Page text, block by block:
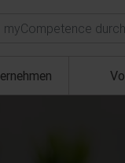
Suchen